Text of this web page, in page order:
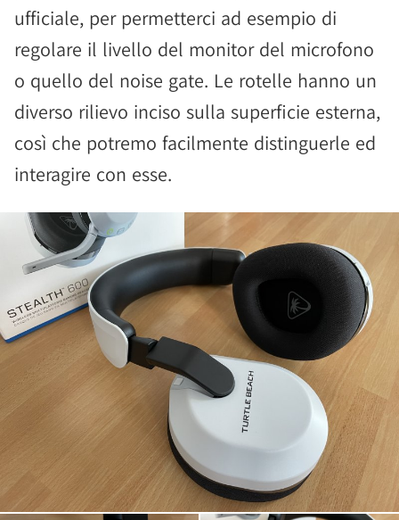
ufficiale, per permetterci ad esempio di
regolare il livello del monitor del microfono
o quello del noise gate. Le rotelle hanno un
diverso rilievo inciso sulla superficie esterna,
così che potremo facilmente distinguerle ed
interagire con esse.